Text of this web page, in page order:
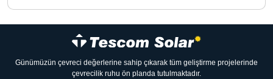
Günümüzün çevreci değerlerine sahip çıkarak tüm geliştirme projelerinde
çevrecilik ruhu ön planda tutulmaktadır.